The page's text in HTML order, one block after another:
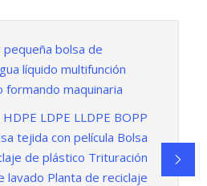
bolsa de
líquido multifunción
formando maquinaria
LDPE LLDPE BOPP
tejida con película Bolsa
de plástico Trituración
lavado Planta de reciclaje